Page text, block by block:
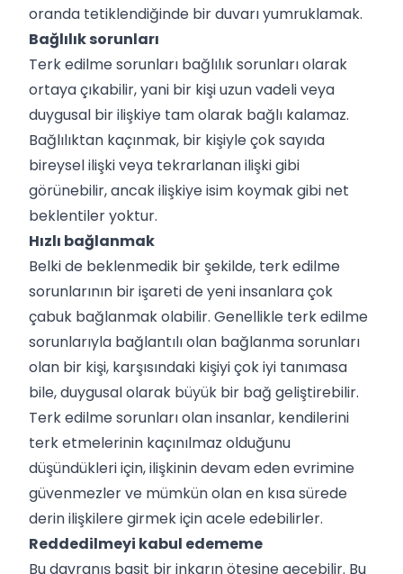
oranda tetiklendiğinde bir duvarı yumruklamak.
Bağlılık sorunları
Terk edilme sorunları bağlılık sorunları olarak
ortaya çıkabilir, yani bir kişi uzun vadeli veya
duygusal bir ilişkiye tam olarak bağlı kalamaz.
Bağlılıktan kaçınmak, bir kişiyle çok sayıda
bireysel ilişki veya tekrarlanan ilişki gibi
görünebilir, ancak ilişkiye isim koymak gibi net
beklentiler yoktur.
Hızlı bağlanmak
Belki de beklenmedik bir şekilde, terk edilme
sorunlarının bir işareti de yeni insanlara çok
çabuk bağlanmak olabilir. Genellikle terk edilme
sorunlarıyla bağlantılı olan bağlanma sorunları
olan bir kişi, karşısındaki kişiyi çok iyi tanımasa
bile, duygusal olarak büyük bir bağ geliştirebilir.
Terk edilme sorunları olan insanlar, kendilerini
terk etmelerinin kaçınılmaz olduğunu
düşündükleri için, ilişkinin devam eden evrimine
güvenmezler ve mümkün olan en kısa sürede
derin ilişkilere girmek için acele edebilirler.
Reddedilmeyi kabul edememe
Bu davranış basit bir inkarın ötesine geçebilir. Bu